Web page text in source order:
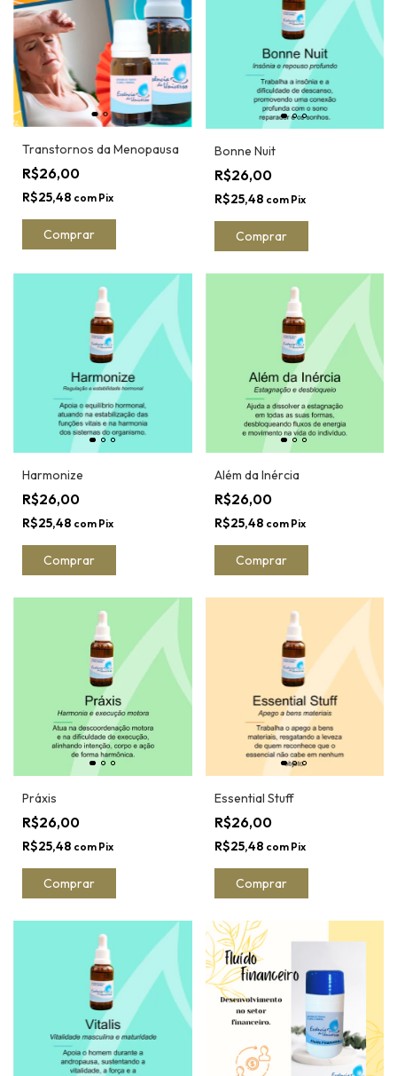
Transtornos da Menopausa
R$26,00
R$25,48 com Pix
Comprar
Bonne Nuit
R$26,00
R$25,48 com Pix
Comprar
Harmonize
R$26,00
R$25,48 com Pix
Comprar
Além da Inércia
R$26,00
R$25,48 com Pix
Comprar
Práxis
R$26,00
R$25,48 com Pix
Comprar
Essential Stuff
R$26,00
R$25,48 com Pix
Comprar